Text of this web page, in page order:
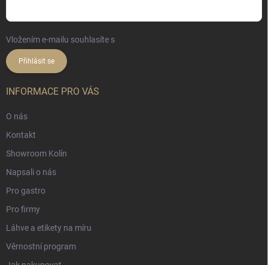
Vložením e-mailu souhlasíte s
Přihlásit se
INFORMACE PRO VÁS
O nás
Kontakt
Showroom Kolín
Napsali o nás
Pro gastro
Pro firmy
Láhve a etikety na míru
Věrnostní program